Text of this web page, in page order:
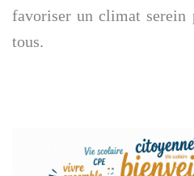
favoriser un climat serein
tous.